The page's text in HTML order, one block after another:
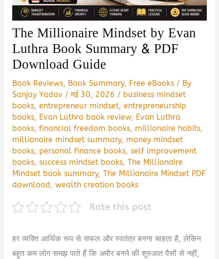
The Millionaire Mindset by Evan
Luthra Book Summary & PDF
Download Guide
Book Reviews, Book Summary, Free eBooks / By
Sanjay Yadav /मई 30, 2026 / business mindset
books,entrepreneur mindset,entrepreneurship
books, Evan Luthra book review, Evan Luthra
books,financial freedom books, millionaire habits,
millionaire mindset summary, money mindset
books,personal finance books,self improvement
books,success mindset books,The Millionaire
Mindset book summary,The Millionaire Mindset PDF
download,wealth creation books
Rate this post
हर व्यक्ति आर्थिक रूप से सफल और स्वतंत्र बनना चाहता है, लेकिन
बहुत कम लोग समझ पाते हैं कि अमीर बनने की शुरुआत पैसों से नहीं,